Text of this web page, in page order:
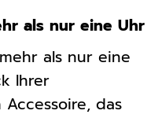
als nur eine Uhr
als nur eine
Ihrer
das